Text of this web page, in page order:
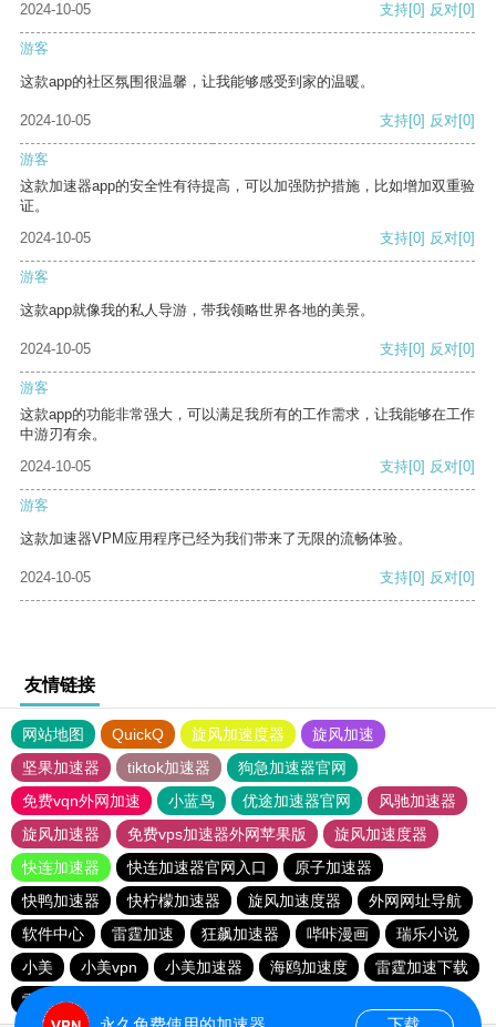
2024-10-05 支持[0] 反对[0]
游客
这款app的社区氛围很温馨，让我能够感受到家的温暖。
2024-10-05 支持[0] 反对[0]
游客
这款加速器app的安全性有待提高，可以加强防护措施，比如增加双重验
证。
2024-10-05
支持[0] 反对[0]
游客
这款app就像我的私人导游，带我领略世界各地的美景。
2024-10-05 支持[0] 反对[0]
游客
这款app的功能非常强大，可以满足我所有的工作需求，让我能够在工作
中游刃有余。
2024-10-05
支持[0] 反对[0]
游客
这款加速器VPM应用程序已经为我们带来了无限的流畅体验。
2024-10-05 支持[0] 反对[0]
友情链接
网站地图 QuickQ 旋风加速度器
旋风加速
坚果加速器
tiktok加速器
狗急加速器官网
免费vqn外网加速
小蓝鸟 优途加速器官网
风驰加速器
旋风加速器
免费vps加速器外网苹果版
旋风加速度器
快连加速器
快连加速器官网入口
原子加速器
快鸭加速器
快柠檬加速器 旋风加速度器
外网网址导航
软件中心
雷霆加速 狂飙加速器 哔咔漫画
瑞乐小说
小美
小美vpn 小美加速器 海鸥加速度
雷霆加速下载
雷霆加速